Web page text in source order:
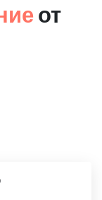
от